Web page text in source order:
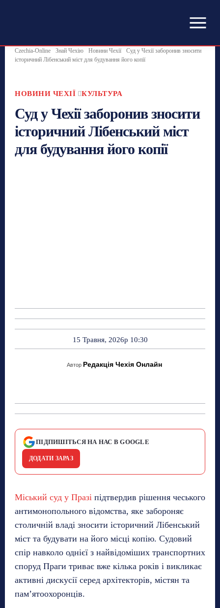
Czechia-Online Знай Чехію Новини Чехії
Суд у Чехії заборонив зносити
історичний Лібенський міст для будування його копії
НОВИНИ ЧЕХІЇ КУЛЬТУРА
Суд у Чехії заборонив зносити
історичний Лібенський міст
для будування його копії
15 Травня, 2026р 10:30
Автор Редакція Чехія Онлайн
ПІДПИШІТЬСЯ НА НАС В GOOGLE
ДОДАТИ ЗАРАЗ
Міський суд у Празі підтвердив рішення чеського
антимонопольного відомства, яке забороняє
столичній владі зносити історичний Лібенський
міст та будувати на його місці копію. Судовий
спір навколо однієї з найвідоміших транспортних
споруд Праги триває вже кілька років і викликає
активні дискусії серед архітекторів, містян та
пам’ятоохоронців.